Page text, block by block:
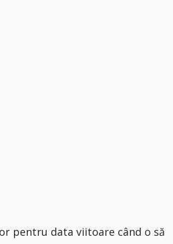
pentru data viitoare când o să